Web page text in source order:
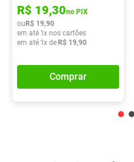
R$ 19,30no PIX
ou R$ 19,90
em até 1x nos cartões
em até 1x de R$ 19,90
Comprar